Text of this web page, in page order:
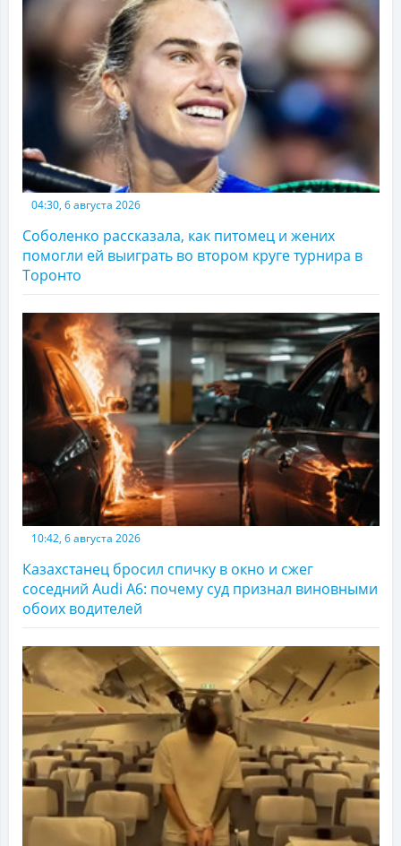
04:30, 6 августа 2026
Соболенко рассказала, как питомец и жених
помогли ей выиграть во втором круге турнира в
Торонто
10:42, 6 августа 2026
Казахстанец бросил спичку в окно и сжег
соседний Audi A6: почему суд признал виновными
обоих водителей